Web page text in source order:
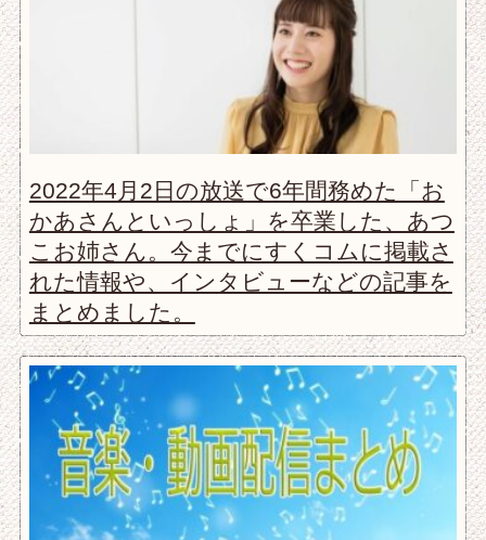
2022年4月2日の放送で6年間務めた「お
かあさんといっしょ」を卒業した、あつ
こお姉さん。今までにすくコムに掲載さ
れた情報や、インタビューなどの記事を
まとめました。